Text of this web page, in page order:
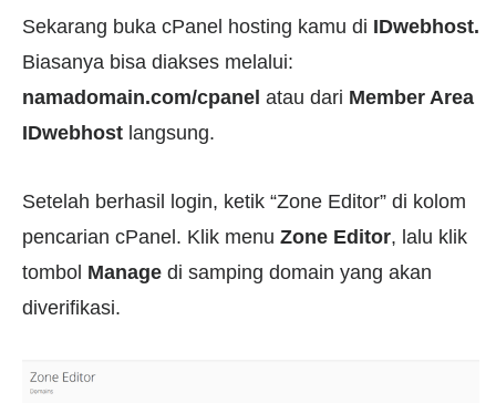
Sekarang buka cPanel hosting kamu di IDwebhost.
Biasanya bisa diakses melalui:
namadomain.com/cpanel atau dari Member Area
IDwebhost langsung.
Setelah berhasil login, ketik “Zone Editor” di kolom
pencarian cPanel. Klik menu Zone Editor, lalu klik
tombol Manage di samping domain yang akan
diverifikasi.